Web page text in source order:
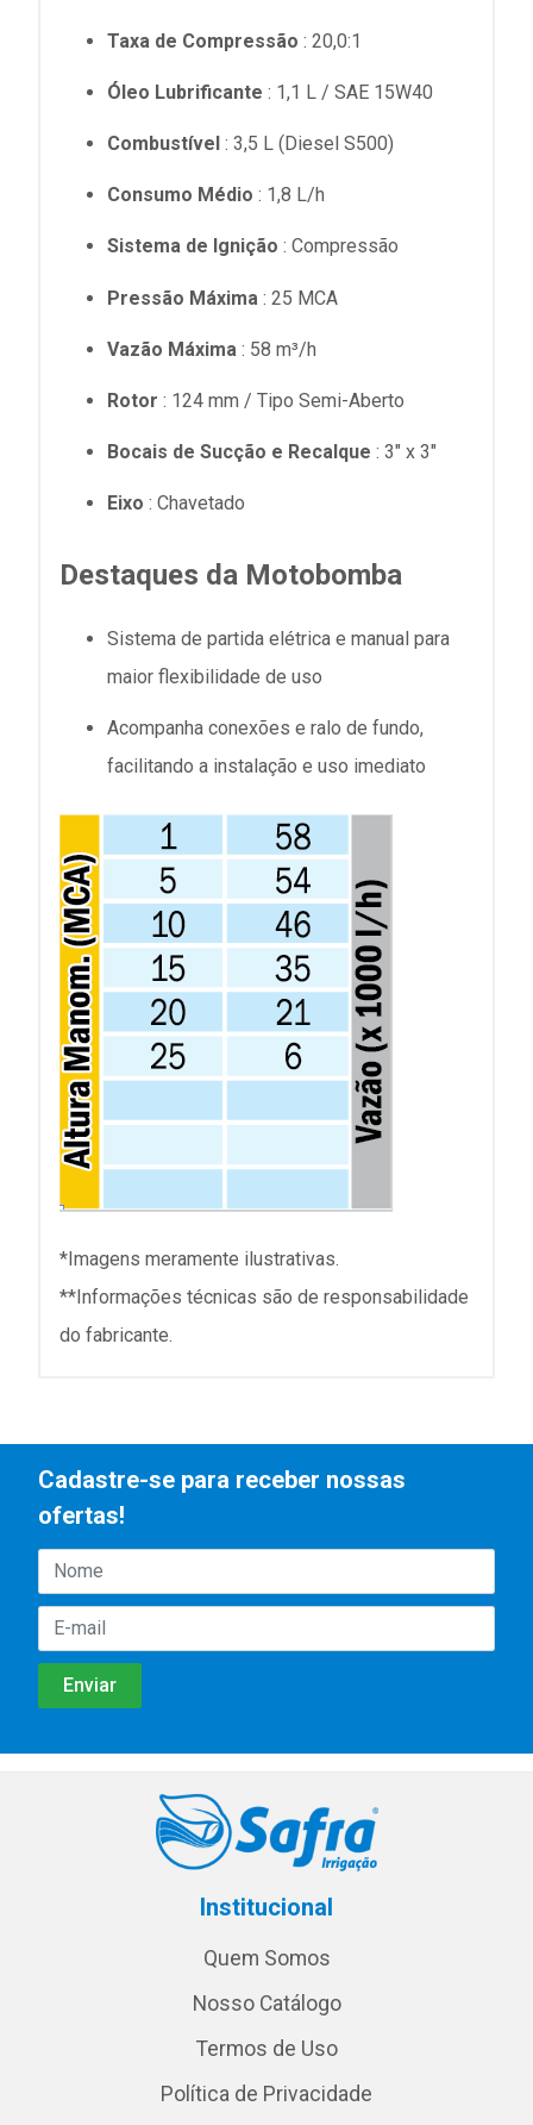
Taxa de Compressão : 20,0:1
Óleo Lubrificante : 1,1 L / SAE 15W40
Combustível : 3,5 L (Diesel S500)
Consumo Médio : 1,8 L/h
Sistema de Ignição : Compressão
Pressão Máxima : 25 MCA
Vazão Máxima : 58 m³/h
Rotor : 124 mm / Tipo Semi-Aberto
Bocais de Sucção e Recalque : 3" x 3"
Eixo : ​​Chavetado
Destaques da Motobomba
Sistema de partida elétrica e manual para
maior flexibilidade de uso
Acompanha conexões e ralo de fundo,
facilitando a instalação e uso imediato
*Imagens meramente ilustrativas.
**Informações técnicas são de responsabilidade
do fabricante.
Cadastre-se para receber nossas
ofertas!
Institucional
Quem Somos
Nosso Catálogo
Termos de Uso
Política de Privacidade